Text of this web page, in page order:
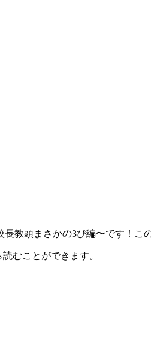
教頭まさかの3ぴ編〜です！
むことができます。